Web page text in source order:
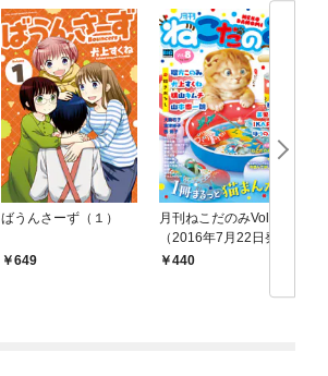
ばうんさーず（１）
649
月刊ねこだのみVol.8
（2016年7月22日発
売）440